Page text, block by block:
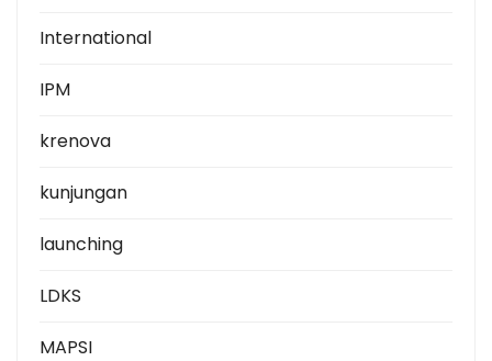
International
IPM
krenova
kunjungan
launching
LDKS
MAPSI